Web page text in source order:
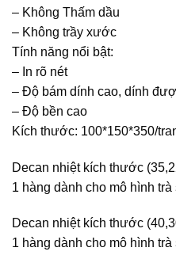
– Không Thấm dầu
– Không trầy xước
Tính năng nổi bật:
– In rõ nét
– Độ bám dính cao, dính
– Độ bền cao
Kích thước: 100*150*350/
Decan nhiệt kích thước
1 hàng dành cho mô hình
Decan nhiệt kích thước
1 hàng dành cho mô hình